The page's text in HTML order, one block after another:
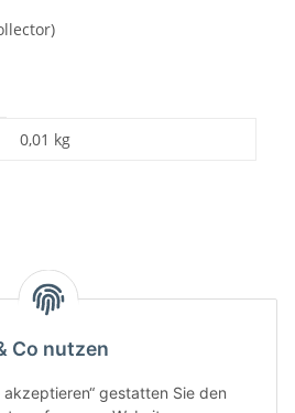
Co nutzen
akzeptieren“ gestatten Sie den
0,01 kg